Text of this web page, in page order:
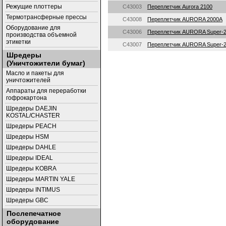
Режущие плоттеры
Термотрансферные прессы
Оборудование для
производства объемной
этикетки
Шредеры
(Уничтожители бумаг)
Масло и пакеты для
уничтожителей
Аппараты для переработки
гофрокартона
Шредеры DAEJIN
KOSTAL/CHASTER
Шредеры PEACH
Шредеры HSM
Шредеры DAHLE
Шредеры IDEAL
Шредеры KOBRA
Шредеры MARTIN YALE
Шредеры INTIMUS
Шредеры GBC
Послепечатное
оборудование
C43003 Переплетчик Aurora 2100
C43008 Переплетчик AURORA 2000A
C43006 Переплетчик AURORA Super-
C43007 Переплетчик AURORA Super-